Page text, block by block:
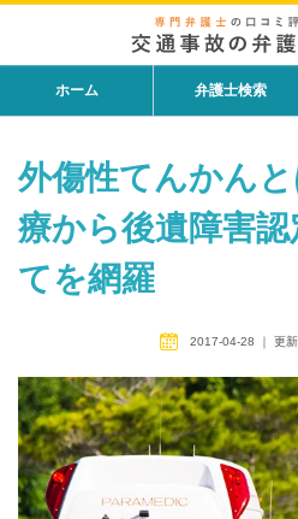
ホーム 弁護士検索
外傷性てんかん
療から後遺障害
てを網羅
｜更